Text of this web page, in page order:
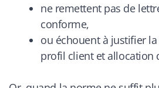
ne remettent pas de
conforme,
ou échouent à justifier
profil client et allocation